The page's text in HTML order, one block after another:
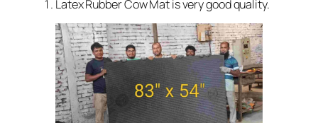
Latex Rubber Cow Mat is very good quality.